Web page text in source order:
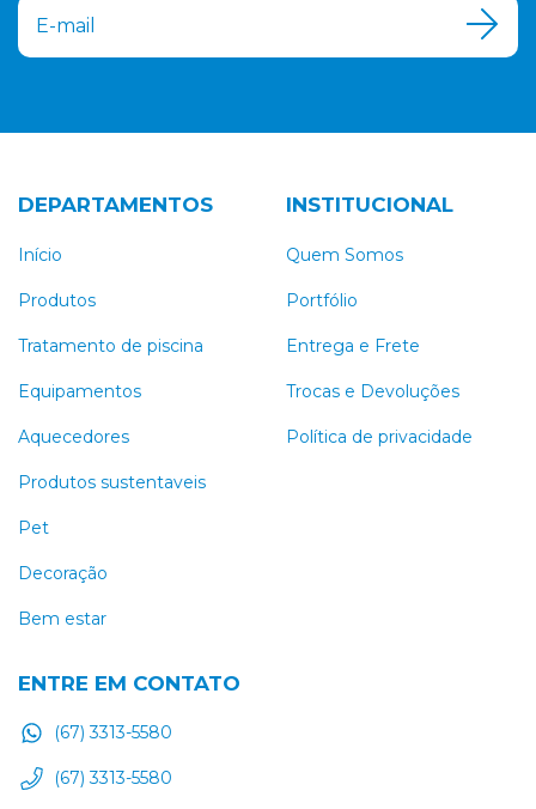
DEPARTAMENTOS
Início
Produtos
Tratamento de piscina
Equipamentos
Aquecedores
Produtos sustentaveis
Pet
Decoração
Bem estar
INSTITUCIONAL
Quem Somos
Portfólio
Entrega e Frete
Trocas e Devoluções
Política de privacidade
ENTRE EM CONTATO
(67) 3313-5580
(67) 3313-5580